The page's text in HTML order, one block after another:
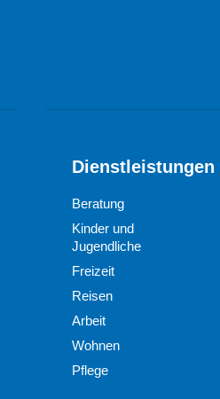
Dienstleistungen
Beratung
Kinder und
Jugendliche
Freizeit
Reisen
Arbeit
Wohnen
Pflege